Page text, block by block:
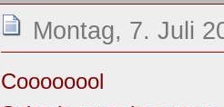
Montag, 7. Juli
Coooooool